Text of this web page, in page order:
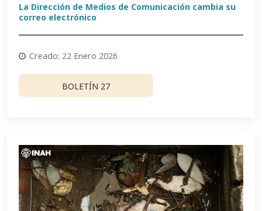
La Dirección de Medios de Comunicación cambia su
correo electrónico
Creado: 22 Enero 2026
BOLETÍN 27